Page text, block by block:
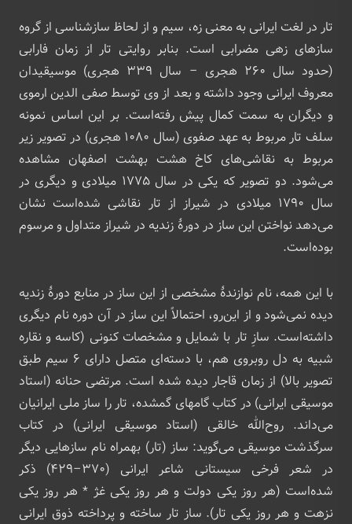
تار در لغت ایرانی به معنی زه، سیم و از لحاظ سازشناسی از گروه
سازهای زهی مضرابی است. بنابر روایتی تار از زمان فارابی
(حدود سال ۲۶۰ هجری – سال ۳۳۹ هجری) موسیقیدان
معروف ایرانی وجود داشته و بعد از وی توسط صفی الدین ارموی
و دیگران به سمت کمال پیش رفته‌است. بر این اساس نمونه
سلف تار مربوط به عهد صفوی (سال ۱۰۸۰ هجری) در تصویر زیر
مربوط به نقاشی‌های کاخ هشت بهشت اصفهان مشاهده
می‌شود. دو تصویر که یکی در سال ۱۷۷۵ میلادی و دیگری در
سال ۱۷۹۰ میلادی در شیراز از تار نقاشی شده‌است نشان
می‌دهد نواختن این ساز در دورهٔ زندیه در شیراز متداول و مرسوم
بوده‌است.
با این همه، نام نوازندهٔ مشخصی از این ساز در منابع دورهٔ زندیه
دیده نمی‌شود و از این‌رو، احتمالاً این ساز در آن دوره نام دیگری
داشته‌است. سازِ تار با شمایل و مشخصات کنونی (کاسه و نقاره
شبیه به دل روبروی هم، با دسته‌ای متصل دارای ۶ سیم طبق
تصویر بالا) از زمان قاجار دیده شده ‌است. مرتضی حنانه (استاد
موسیقی ایرانی) در کتاب گامهای گمشده، تار را ساز ملی ایرانیان
می‌داند. روح‌الله خالقی (استاد موسیقی ایرانی) در کتاب
سرگذشت موسیقی می‌گوید: ساز (تار) بهمراه نام سازهایی دیگر
در شعر فرخی سیستانی شاعر ایرانی (۳۷۰–۴۲۹) ذکر
شده‌است (هر روز یکی دولت و هر روز یکی غژ * هر روز یکی
نزهت و هر روز یکی تار). ساز تار ساخته و پرداخته ذوق ایرانی